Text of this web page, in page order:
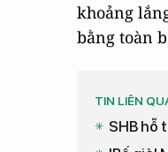
khoảng
bằng toàn
TIN LIÊN
SHB hỗ